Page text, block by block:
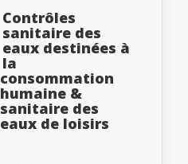
Contrôles
sanitaire des
eaux destinées à
la
consommation
humaine &
sanitaire des
eaux de loisirs